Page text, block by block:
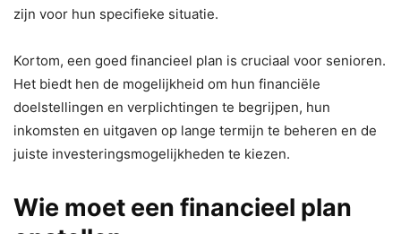
zijn voor hun specifieke situatie.
Kortom, een goed financieel plan is cruciaal voor senioren.
Het biedt hen de mogelijkheid om hun financiële
doelstellingen en verplichtingen te begrijpen, hun
inkomsten en uitgaven op lange termijn te beheren en de
juiste investeringsmogelijkheden te kiezen.
Wie moet een financieel plan